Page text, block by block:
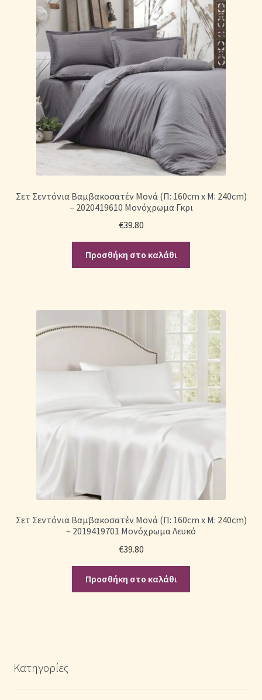
Σετ Σεντόνια Βαμβακοσατέν Μονά (Π: 160cm x Μ: 240cm)
– 2020419610 Μονόχρωμα Γκρι
€39.80
Προσθήκη στο καλάθι
Σετ Σεντόνια Βαμβακοσατέν Μονά (Π: 160cm x Μ: 240cm)
– 2019419701 Μονόχρωμα Λευκό
€39.80
Προσθήκη στο καλάθι
Κατηγορίες